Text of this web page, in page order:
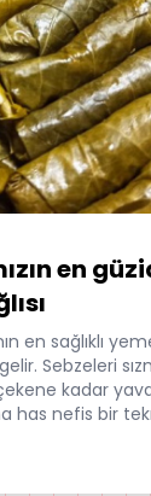
en
en sağlıklı
Sebzeleri
kadar
has nefis bir